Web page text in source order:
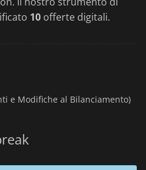
10 offerte digitali.
e Modifiche al Bilanciamento)